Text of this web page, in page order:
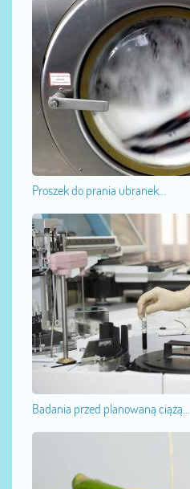
Proszek do prania ubranek...
Badania przed planowaną ciążą...